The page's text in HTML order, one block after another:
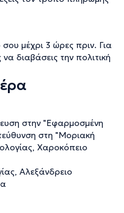
μέχρι 3 ώρες πριν. Για
διαβάσεις την πολιτική
στην "Εφαρμοσμένη
στη "Μοριακή
Χαροκόπειο
Αλεξάνδρειο